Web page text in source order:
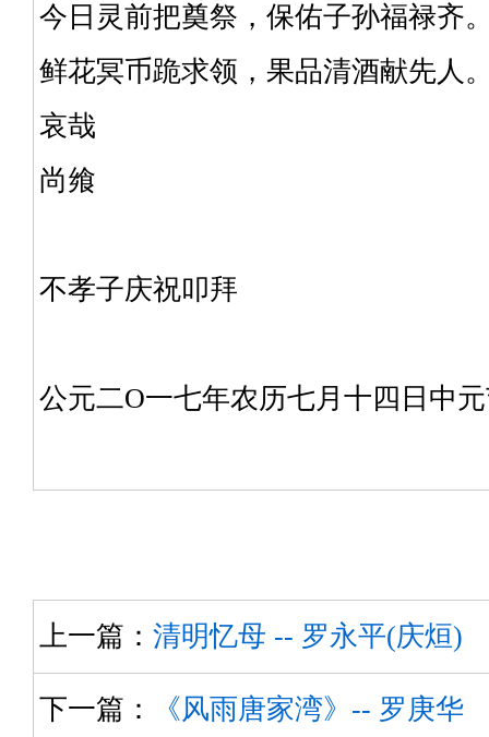
今日灵前把奠祭，保佑子孙福禄齐
鲜花冥币跪求领，果品清酒献先人
哀哉
尚飨
不孝子庆祝叩拜
公元二O一七年农历七月十四日中
上一篇： 清明忆母 -- 罗永平(庆烜)
下一篇： 《风雨唐家湾》-- 罗庚华